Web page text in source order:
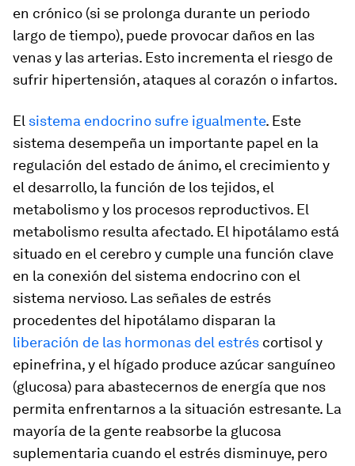
en crónico (si se prolonga durante un periodo
largo de tiempo), puede provocar daños en las
venas y las arterias. Esto incrementa el riesgo de
sufrir hipertensión, ataques al corazón o infartos.
El sistema endocrino sufre igualmente. Este
sistema desempeña un importante papel en la
regulación del estado de ánimo, el crecimiento y
el desarrollo, la función de los tejidos, el
metabolismo y los procesos reproductivos. El
metabolismo resulta afectado. El hipotálamo está
situado en el cerebro y cumple una función clave
en la conexión del sistema endocrino con el
sistema nervioso. Las señales de estrés
procedentes del hipotálamo disparan la
liberación de las hormonas del estrés cortisol y
epinefrina, y el hígado produce azúcar sanguíneo
(glucosa) para abastecernos de energía que nos
permita enfrentarnos a la situación estresante. La
mayoría de la gente reabsorbe la glucosa
suplementaria cuando el estrés disminuye, pero